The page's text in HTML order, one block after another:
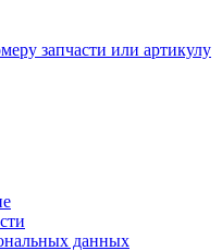
запчасти или артикулу
данных